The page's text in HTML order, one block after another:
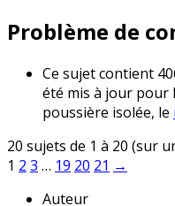
Problème de
Ce sujet contient
été mis à jour pour
poussière isolée, le
20 sujets de 1 à 20 (sur
1 2 3 … 19 20 21 →
Auteur